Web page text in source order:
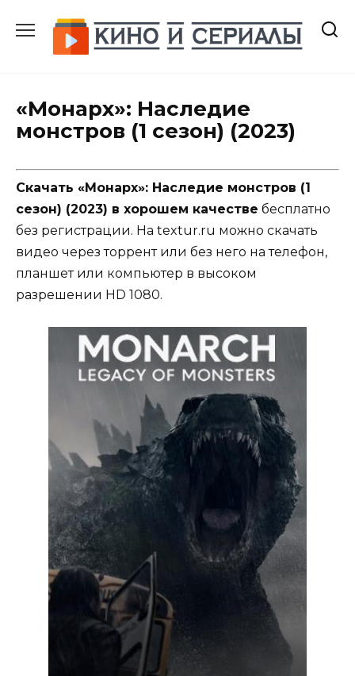
содержанию
«Монарх»: Наследие
монстров (1 сезон) (2023)
Скачать «Монарх»: Наследие монстров (1
сезон) (2023) в хорошем качестве бесплатно
без регистрации. На textur.ru можно скачать
видео через торрент или без него на телефон,
планшет или компьютер в высоком
разрешении HD 1080.